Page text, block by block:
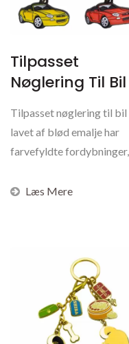
Tilpasset
Nøglering Til Bil
Tilpasset nøglering til bil
lavet af blød emalje har
farvefyldte fordybninger,
Læs Mere